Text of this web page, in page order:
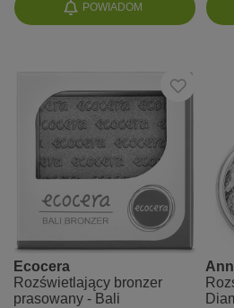
POWIADOM
Ecocera
Rozświetlający bronzer
prasowany - Bali